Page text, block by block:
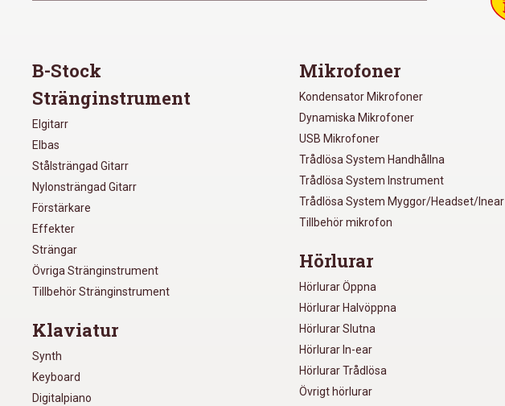
B-Stock
Stränginstrument
Elgitarr
Elbas
Stålsträngad Gitarr
Nylonsträngad Gitarr
Förstärkare
Effekter
Strängar
Övriga Stränginstrument
Tillbehör Stränginstrument
Klaviatur
Synth
Keyboard
Digitalpiano
Mikrofoner
Kondensator Mikrofoner
Dynamiska Mikrofoner
USB Mikrofoner
Trådlösa System Handhållna
Trådlösa System Instrument
Trådlösa System Myggor/Headset/Inear
Tillbehör mikrofon
Hörlurar
Hörlurar Öppna
Hörlurar Halvöppna
Hörlurar Slutna
Hörlurar In-ear
Hörlurar Trådlösa
Övrigt hörlurar